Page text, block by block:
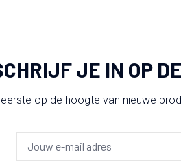
JE IN OP
op de hoogte van nieuwe